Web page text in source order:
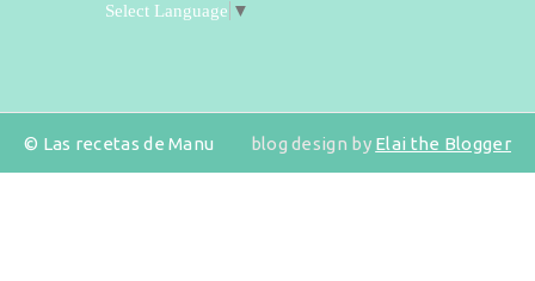
Select Language ▼
© Las recetas de Manu blog design by Elai the Blogger